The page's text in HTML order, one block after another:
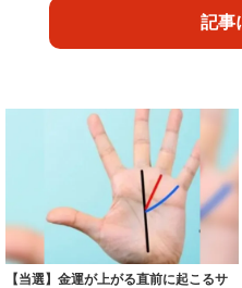
記事
【当選】金運が上がる直前に起こるサ